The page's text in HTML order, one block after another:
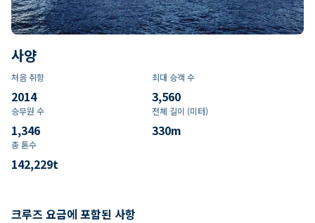
사양
처음 취항
2014
최대 승객 수
3,560
승무원 수
1,346
전체 길이 (미터)
330m
총 톤수
142,229t
크루즈 요금에 포함된 사항